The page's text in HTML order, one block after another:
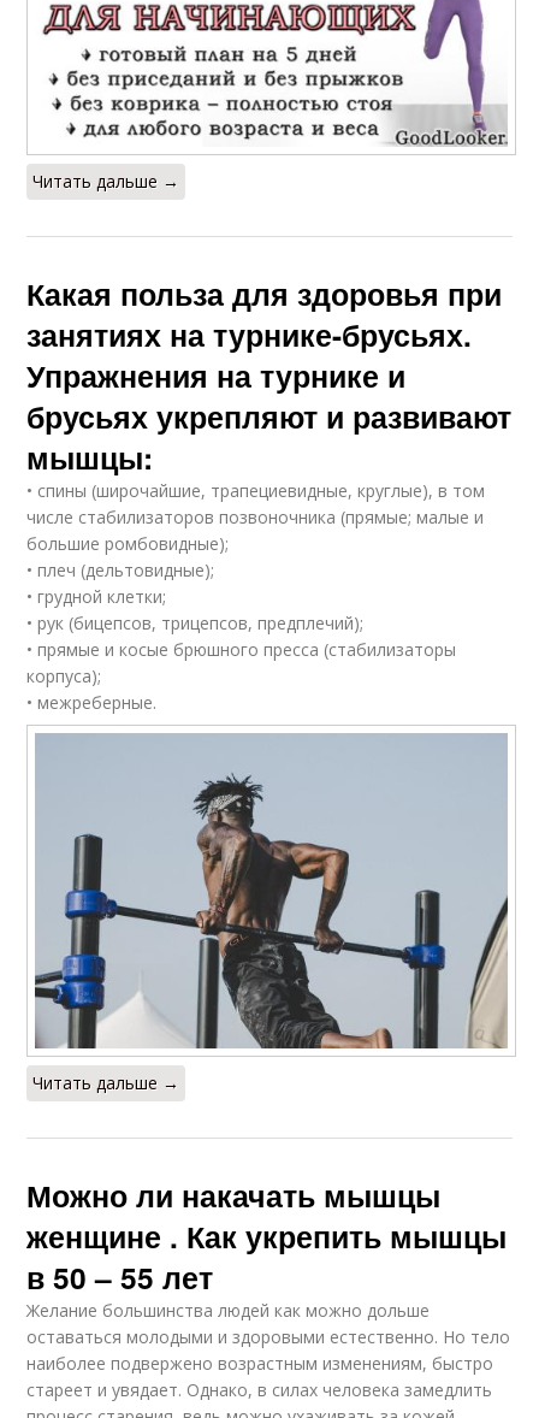
Читать дальше →
Какая польза для здоровья при
занятиях на турнике-брусьях.
Упражнения на турнике и
брусьях укрепляют и развивают
мышцы:
• спины (широчайшие, трапециевидные, круглые), в том
числе стабилизаторов позвоночника (прямые; малые и
большие ромбовидные);
• плеч (дельтовидные);
• грудной клетки;
• рук (бицепсов, трицепсов, предплечий);
• прямые и косые брюшного пресса (стабилизаторы
корпуса);
• межреберные.
Читать дальше →
Можно ли накачать мышцы
женщине . Как укрепить мышцы
в 50 – 55 лет
Желание большинства людей как можно дольше
оставаться молодыми и здоровыми естественно. Но тело
наиболее подвержено возрастным изменениям, быстро
стареет и увядает. Однако, в силах человека замедлить